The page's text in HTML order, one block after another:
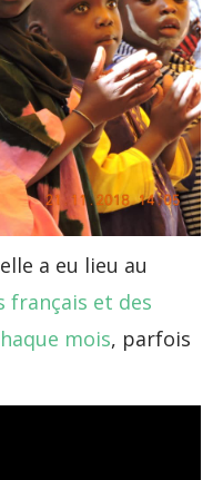
a eu lieu au
français et des
mois, parfois